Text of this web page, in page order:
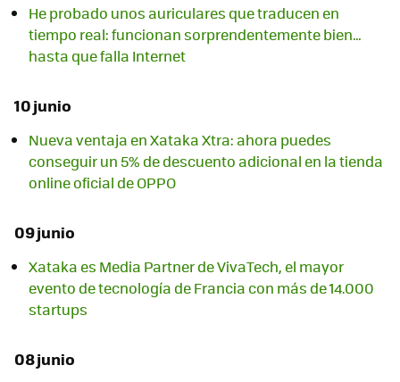
He probado unos auriculares que traducen en
tiempo real: funcionan sorprendentemente bien…
hasta que falla Internet
10 junio
Nueva ventaja en Xataka Xtra: ahora puedes
conseguir un 5% de descuento adicional en la tienda
online oficial de OPPO
09 junio
Xataka es Media Partner de VivaTech, el mayor
evento de tecnología de Francia con más de 14.000
startups
08 junio